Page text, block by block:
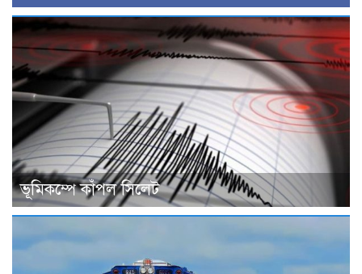
ভূমিকম্পে কাঁপল সিলেট